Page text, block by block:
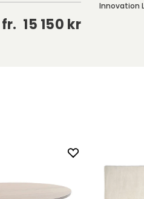
fr. 15 150 kr
Innovation